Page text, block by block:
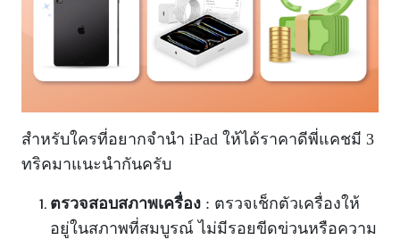
สำหรับใครที่อยากจำนำ iPad ให้ได้ราคาดีพี่แคชมี 3
ทริคมาแนะนำกันครับ
ตรวจสอบสภาพเครื่อง : ตรวจเช็กตัวเครื่องให้
อยู่ในสภาพที่สมบูรณ์ ไม่มีรอยขีดข่วนหรือความ